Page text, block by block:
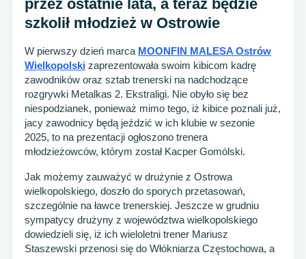
przez ostatnie lata, a teraz będzie
szkolił młodzież w Ostrowie
W pierwszy dzień marca MOONFIN MALESA Ostrów
Wielkopolski zaprezentowała swoim kibicom kadrę
zawodników oraz sztab trenerski na nadchodzące
rozgrywki Metalkas 2. Ekstraligi. Nie obyło się bez
niespodzianek, ponieważ mimo tego, iż kibice poznali już,
jacy zawodnicy będą jeździć w ich klubie w sezonie
2025, to na prezentacji ogłoszono trenera
młodzieżowców, którym został Kacper Gomólski.
Jak możemy zauważyć w drużynie z Ostrowa
wielkopolskiego, doszło do sporych przetasowań,
szczególnie na ławce trenerskiej. Jeszcze w grudniu
sympatycy drużyny z województwa wielkopolskiego
dowiedzieli się, iż ich wieloletni trener Mariusz
Staszewski przenosi się do Włókniarza Częstochowa, a